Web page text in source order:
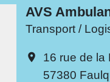
AVS
Transport /
location_on
16 rue de la
57380